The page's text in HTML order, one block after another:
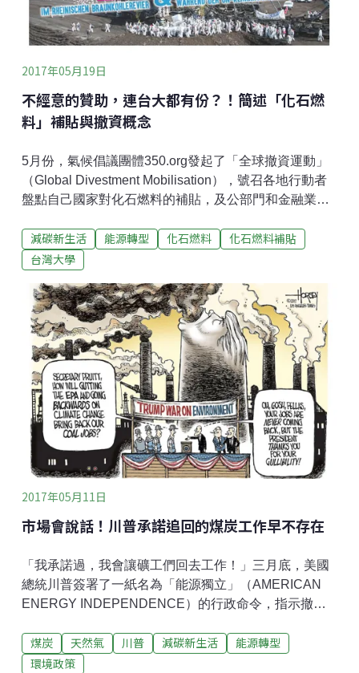
個縣市是全台用電王？政府的能源政策該怎麼調整？先
做完這些基本功課，再來談台灣到底缺不缺電。高：很
高興邀請兩位來談「解讀2016年台灣能源情勢」，這份
報告裡頭有什麼新發現？ 趙：「能源轉型」是台大風險
2017年05月19日
不經意的贊助，連台大都有份？！簡述「化石燃
料」補貼與撤資概念
5月份，氣候倡議團體350.org發起了「全球撤資運動」
（Global Divestment Mobilisation），號召各地行動者
盤點自己國家對化石燃料的補貼，及公部門和金融業對
亞、從美國到東亞，估計有四十餘國，兩百多個單位參
與這場行動。為抵禦氣候變遷，許多國家紛紛展開能源
石油等高排碳量的化石燃料，對此最常見的抨擊即是
「再生能源的成本遠高於傳統能源」。然而，化石燃料
之所以能在全球橫行無阻，以相對便宜的價格與其他能
源競爭，除外部污染成本未被內部化，更重要的是，經
常得到各國政府不合理的政策補貼。
減碳新生活 能源轉型 化石燃料
化石燃料補貼
台灣大學
2017年05月11日
市場會說話！川普承諾追回的煤炭工作早不存在
「我承諾過，我會讓礦工們回去工作！」三月底，美國
總統川普簽署了一紙名為「能源獨立」（AMERICAN
ENERGY INDEPENDENCE）的行政命令，指示撤除
Power Plan），並解除聯邦土地的採煤限制，免除開採
石油與天然氣的甲烷排放量限制，大為鬆綁過去對燃煤
煤炭 天然氣 川普 減碳新生活
能源轉型
環境政策